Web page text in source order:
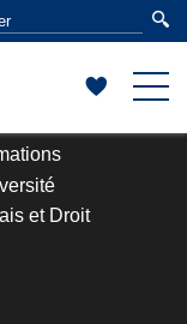
et Droit